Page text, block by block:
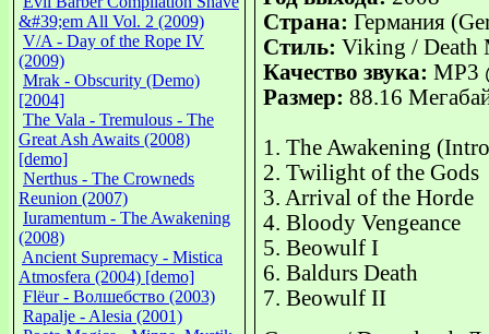
&#39;em All Vol. 2 (2009)
V/A - Day of the Rope IV
(2009)
Mrak - Obscurity (Demo)
[2004]
The Vala - Tremulous - The
Great Ash Awaits (2008)
[demo]
Nerthus - The Crowneds
Reunion (2007)
Iuramentum - The Awakening
(2008)
Ancient Supremacy - Mistica
Atmosfera (2004) [demo]
Flёur - Волшебство (2003)
Rapalje - Alesia (2001)
Страна: Германия
Стиль: Viking / Death
Качество звука: MP3
Размер: 88.16
1. The Awakening
2. Twilight of the Gods
3. Arrival of the Horde
4. Bloody Vengeance
5. Beowulf I
6. Baldurs Death
7. Beowulf II